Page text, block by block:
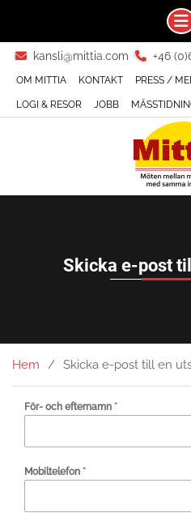
Skip
content
kansli@mittia.com +46
OM MITTIA KONTAKT PRESS /
LOGI & RESOR JOBB
Skicka e-post
Hem Skicka e-post till en
För- och efternamn *
Mobiltelefon *